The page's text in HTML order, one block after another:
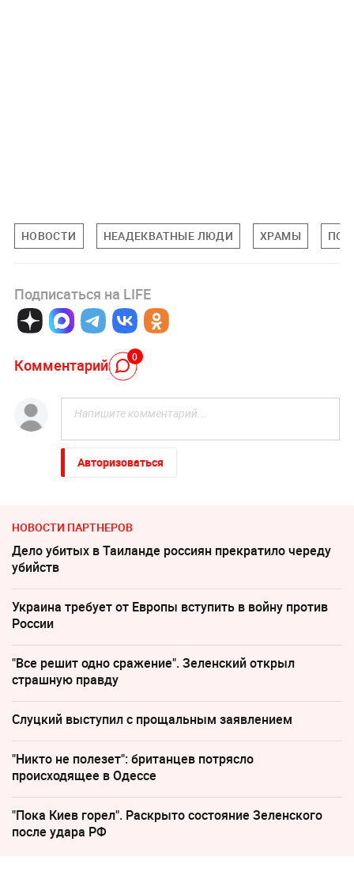
НОВОСТИ НЕАДЕКВАТНЫЕ ЛЮДИ ХРАМЫ
Подписаться на LIFE
Комментарий 0
Авторизоваться
НОВОСТИ ПАРТНЕРОВ
Дело убитых в Таиланде россиян прекратило череду
убийств
Украина требует от Европы вступить в войну против
России
"Все решит одно сражение". Зеленский открыл
страшную правду
Слуцкий выступил с прощальным заявлением
"Никто не полезет": британцев потрясло
происходящее в Одессе
"Пока Киев горел". Раскрыто состояние Зеленского
после удара РФ